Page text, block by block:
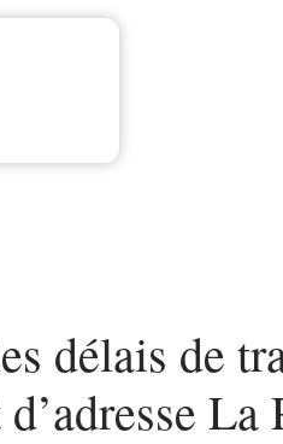
délais de
La